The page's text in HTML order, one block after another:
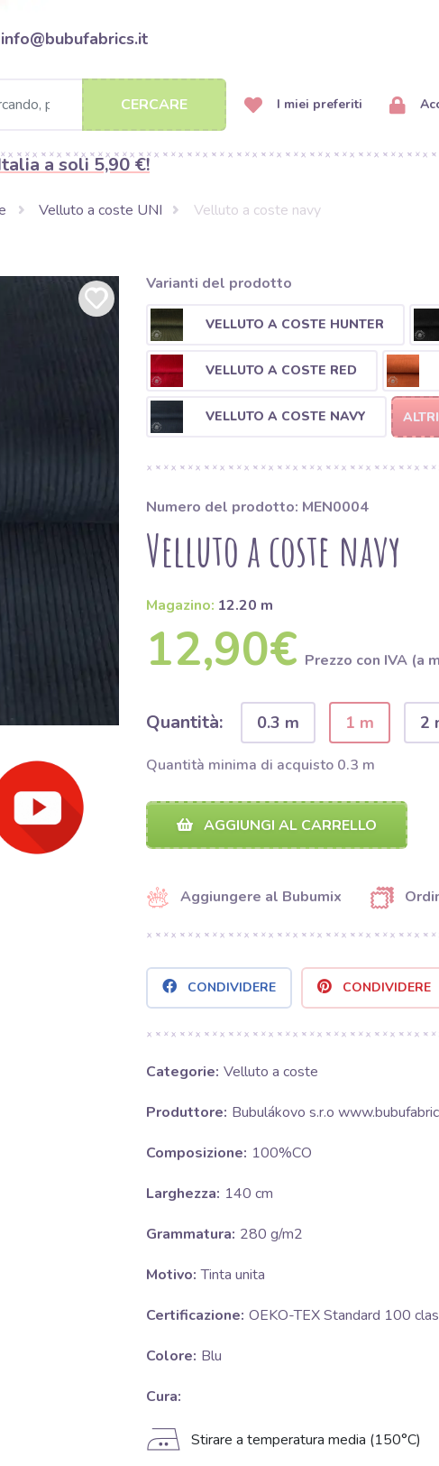
info@bubufabrics.it
CERCARE I miei preferiti
a soli 5,90 €!
Velluto a coste UNI Velluto a coste navy
Varianti del prodotto
VELLUTO A COSTE HUNTER
VELLUTO A COSTE RED
VELLUTO A COSTE NAVY
Numero del prodotto: MEN0004
Velluto a coste navy
Magazino: 12.20 m
12,90€ Prezzo con IVA (a
Quantità: 0.3 m 1 m 2
Quantità minima di acquisto 0.3 m
AGGIUNGI AL CARRELLO
Aggiungere al Bubumix
CONDIVIDERE CONDIVIDERE
Categorie: Velluto a coste
Produttore: Bubulákovo s.r.o
Composizione: 100%CO
Larghezza: 140 cm
Grammatura: 280 g/m2
Motivo: Tinta unita
Certificazione: OEKO-TEX Standard 100
Colore: Blu
Cura:
E Stirare a temperatura media (150°C)